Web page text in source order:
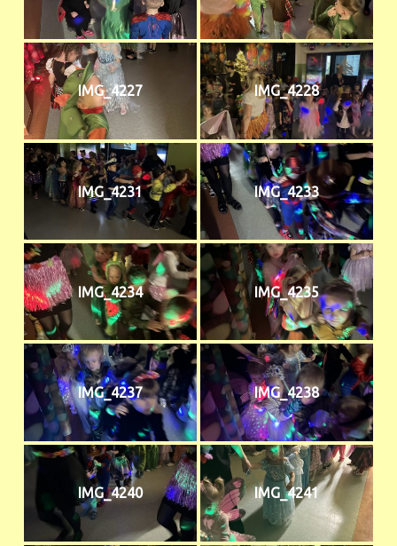
IMG_4227 IMG_4228
IMG_4231 IMG_4233
IMG_4234 IMG_4235
IMG_4237 IMG_4238
IMG_4240 IMG_4241